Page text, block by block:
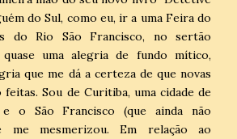
do Sul, como eu, ir a uma Feira do
do Rio São Francisco, no sertão
quase uma alegria de fundo mítico,
que me dá a certeza de que novas
Sou de Curitiba, uma cidade de
o São Francisco (que ainda não
me mesmerizou. Em relação ao